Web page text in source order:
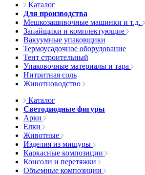
Каталог
Для производства
Мешкозашивочные машинки и т.д.
Запайщики и комплектующие
Вакуумные упаковщики
Термоусадочное оборудование
Тент строительный
Упаковочные материалы и тара
Нитритная соль
Животноводство
Каталог
Светодиодные фигуры
Арки
Елки
Животные
Изделия из мишуры
Каркасные композиции
Консоли и перетяжки
Объемные композиции